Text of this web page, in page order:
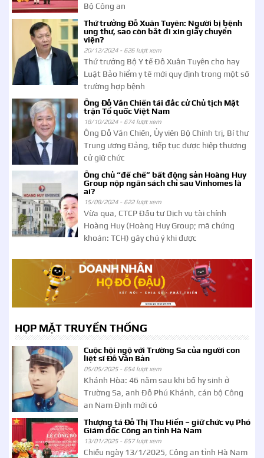
Bộ Công an
Thứ trưởng Đỗ Xuân Tuyên: Người bị bệnh
ung thư, sao còn bắt đi xin giấy chuyển
viện?
20/12/2024 - 626 lượt xem
Thứ trưởng Bộ Y tế Đỗ Xuân Tuyên cho hay
Luật Bảo hiểm y tế mới quy định trong một số
trường hợp bệnh
Ông Đỗ Văn Chiến tái đắc cử Chủ tịch Mặt
trận Tổ quốc Việt Nam
18/10/2024 - 674 lượt xem
Ông Đỗ Văn Chiến, Ủy viên Bộ Chính trị, Bí thư
Trung ương Đảng, tiếp tục được hiệp thương
cử giữ chức
Ông chủ “đế chế” bất động sản Hoàng Huy
Group nộp ngân sách chỉ sau Vinhomes là
ai?
15/08/2024 - 622 lượt xem
Vừa qua, CTCP Đầu tư Dịch vụ tài chính
Hoàng Huy (Hoàng Huy Group; mã chứng
khoán: TCH) gây chú ý khi được
HỌP MẶT TRUYỀN THỐNG
Cuộc hội ngộ với Trường Sa của người con
liệt sĩ Đỗ Văn Bản
05/05/2025 - 654 lượt xem
Khánh Hòa: 46 năm sau khi bố hy sinh ở
Trường Sa, anh Đỗ Phú Khánh, cán bộ Công
an Nam Định mới có
Thượng tá Đỗ Thị Thu Hiền – giữ chức vụ Phó
Giám đốc Công an tỉnh Hà Nam
13/01/2025 - 657 lượt xem
Chiều ngày 13/1/2025, Công an tỉnh Hà Nam